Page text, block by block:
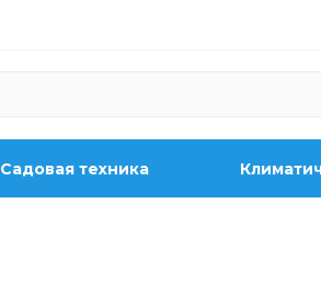
Садовая техника